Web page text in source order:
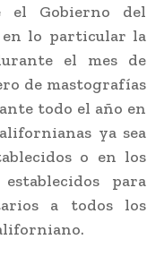
el Gobierno del
en lo particular la
el mes de
de mastografías
todo el año en
ya sea
o en los
para
a todos los